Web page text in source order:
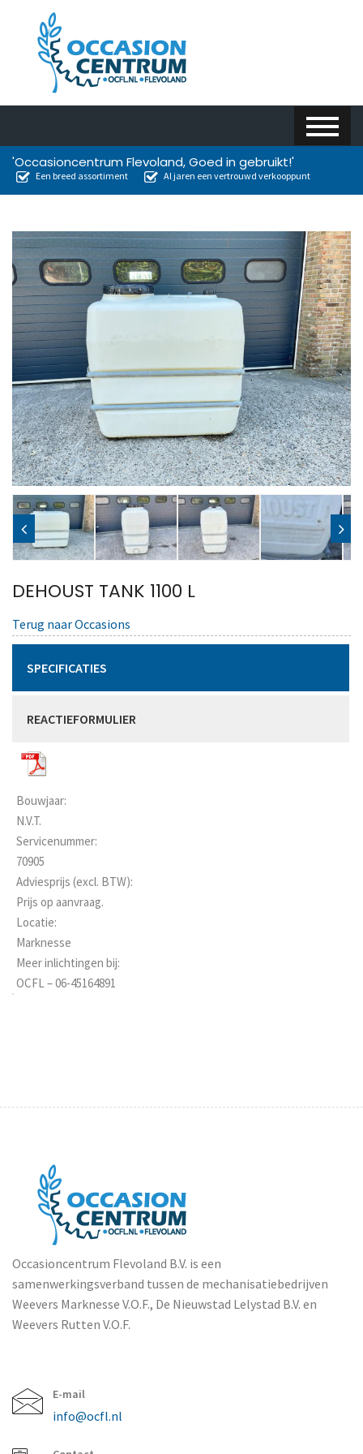
'Occasioncentrum Flevoland, Goed in gebruikt!'
Een breed assortiment Al jaren een vertrouwd verkooppunt
DEHOUST TANK 1100 L
Terug naar Occasions
SPECIFICATIES
REACTIEFORMULIER
Bouwjaar:
N.V.T.
Servicenummer:
70905
Adviesprijs (excl. BTW):
Prijs op aanvraag.
Locatie:
Marknesse
Meer inlichtingen bij:
OCFL – 06-45164891
Occasioncentrum Flevoland B.V. is een
samenwerkingsverband tussen de mechanisatiebedrijven
Weevers Marknesse V.O.F., De Nieuwstad Lelystad B.V. en
Weevers Rutten V.O.F.
E-mail
info@ocfl.nl